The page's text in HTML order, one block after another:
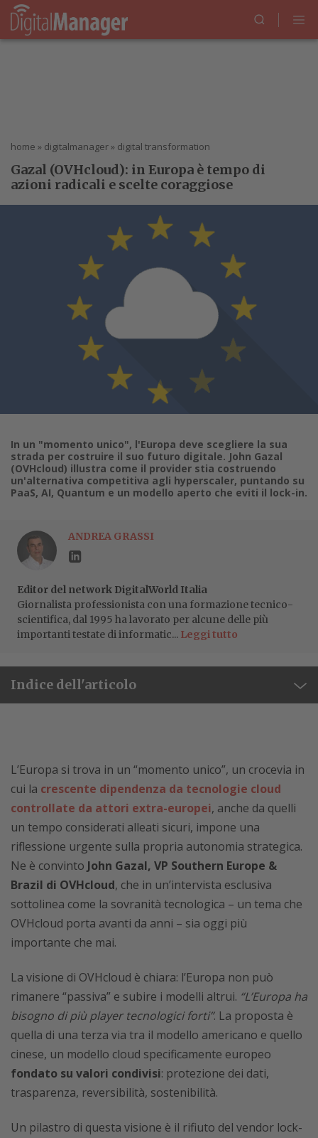
home » digitalmanager» digital transformation
Gazal (OVHcloud): in Europa è tempo di
azioni radicali e scelte coraggiose
In un "momento unico", l'Europa deve scegliere la sua
strada per costruire il suo futuro digitale. John Gazal
(OVHcloud) illustra come il provider stia costruendo
un'alternativa competitiva agli hyperscaler, puntando su
PaaS, AI, Quantum e un modello aperto che eviti il lock-in.
ANDREA GRASSI
Editor del network DigitalWorld Italia
Giornalista professionista con una formazione tecnico-
scientifica, dal 1995 ha lavorato per alcune delle più
importanti testate di informatic... Leggi tutto
Indice dell'articolo
L’Europa si trova in un “momento unico”, un crocevia in
cui la crescente dipendenza da tecnologie cloud
controllate da attori extra-europei, anche da quelli
un tempo considerati alleati sicuri, impone una
riflessione urgente sulla propria autonomia strategica.
Ne è convinto John Gazal, VP Southern Europe &
Brazil di OVHcloud, che in un’intervista esclusiva
sottolinea come la sovranità tecnologica – un tema che
OVHcloud porta avanti da anni – sia oggi più
importante che mai.
La visione di OVHcloud è chiara: l’Europa non può
rimanere “passiva” e subire i modelli altrui. “L’Europa ha
bisogno di più player tecnologici forti”. La proposta è
quella di una terza via tra il modello americano e quello
cinese, un modello cloud specificamente europeo
fondato su valori condivisi: protezione dei dati,
trasparenza, reversibilità, sostenibilità.
Un pilastro di questa visione è il rifiuto del vendor lock-